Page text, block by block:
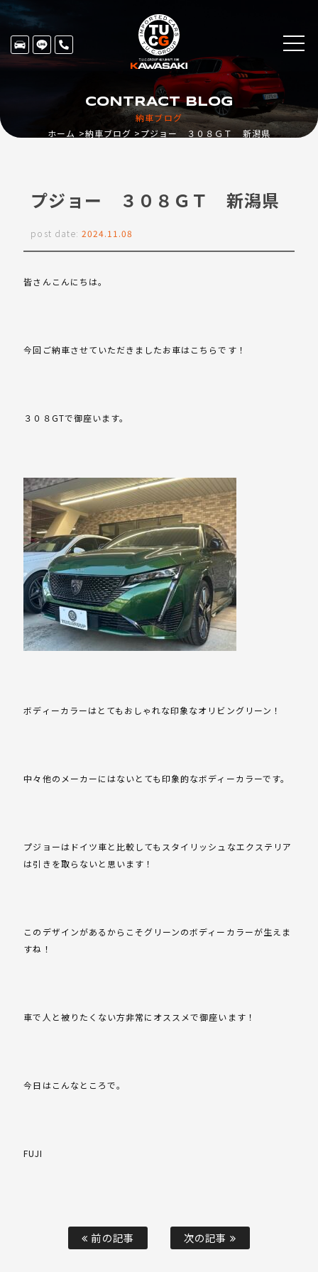
納車ブログ
CONTRACT BLOG
ホーム 納車ブログ プジョー ３０８ＧＴ 新潟県
プジョー ３０８ＧＴ 新潟県
post date: 2024.11.08
皆さんこんにちは。
今回ご納車させていただきましたお車はこちらです！
３０８GTで御座います。
ボディーカラーはとてもおしゃれな印象なオリビングリーン！
中々他のメーカーにはないとても印象的なボディーカラーです。
プジョーはドイツ車と比較してもスタイリッシュなエクステリア
は引きを取らないと思います！
このデザインがあるからこそグリーンのボディーカラーが生えま
すね！
車で人と被りたくない方非常にオススメで御座います！
今日はこんなところで。
FUJI
前の記事 次の記事